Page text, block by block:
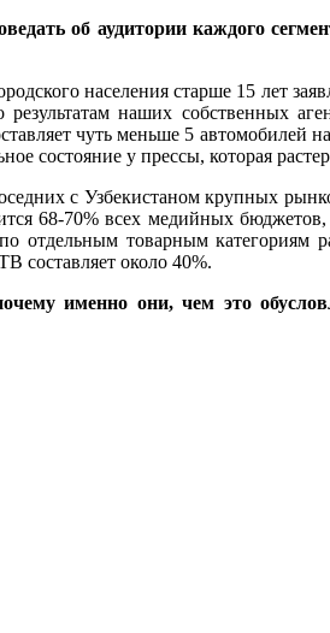
об аудитории каждого
населения старше 15 лет
наших собственных
чуть меньше 5
состояние у прессы, которая
с Узбекистаном крупных
68-70% всех медийных
товарным категориям
составляет около 40%.
именно они, чем это